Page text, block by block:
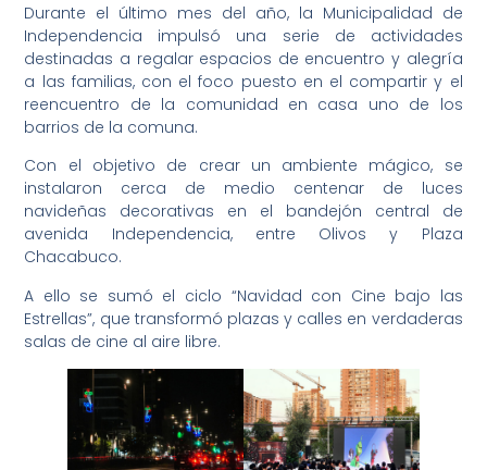
Durante el último mes del año, la Municipalidad de
Independencia impulsó una serie de actividades
destinadas a regalar espacios de encuentro y alegría
a las familias, con el foco puesto en el compartir y el
reencuentro de la comunidad en casa uno de los
barrios de la comuna.
Con el objetivo de crear un ambiente mágico, se
instalaron cerca de medio centenar de luces
navideñas decorativas en el bandejón central de
avenida Independencia, entre Olivos y Plaza
Chacabuco.
A ello se sumó el ciclo “Navidad con Cine bajo las
Estrellas”, que transformó plazas y calles en verdaderas
salas de cine al aire libre.